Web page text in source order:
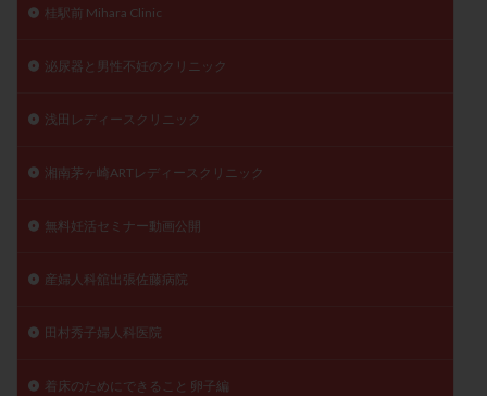
桂駅前 Mihara Clinic
泌尿器と男性不妊のクリニック
浅田レディースクリニック
湘南茅ヶ崎ARTレディースクリニック
無料妊活セミナー動画公開
産婦人科舘出張佐藤病院
田村秀子婦人科医院
着床のためにできること 卵子編